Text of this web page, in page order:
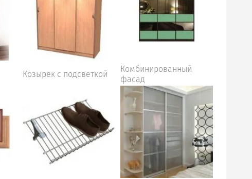
Козырек с подсветкой
Комбинированный
фасад